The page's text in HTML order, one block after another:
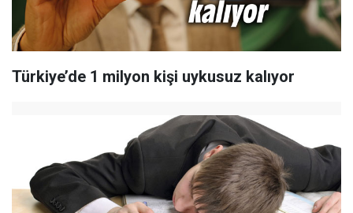
Türkiye’de 1 milyon kişi uykusuz kalıyor